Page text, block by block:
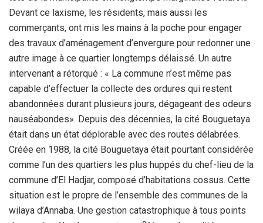
Devant ce laxisme, les résidents, mais aussi les
commerçants, ont mis les mains à la poche pour engager
des travaux d’aménagement d’envergure pour redonner une
autre image à ce quartier longtemps délaissé. Un autre
intervenant a rétorqué : « La commune n’est même pas
capable d’effectuer la collecte des ordures qui restent
abandonnées durant plusieurs jours, dégageant des odeurs
nauséabondes». Depuis des décennies, la cité Bouguetaya
était dans un état déplorable avec des routes délabrées.
Créée en 1988, la cité Bouguetaya était pourtant considérée
comme l’un des quartiers les plus huppés du chef-lieu de la
commune d’El Hadjar, composé d’habitations cossus. Cette
situation est le propre de l’ensemble des communes de la
wilaya d’Annaba. Une gestion catastrophique à tous points